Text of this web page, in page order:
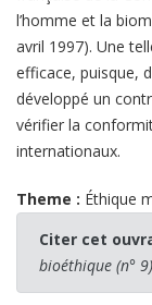
l’homme et la
avril 1997). Une
efficace, puisque,
développé un
vérifier la
internationaux.
Theme : Éthique
Citer cet
bioéthique (n° 9)